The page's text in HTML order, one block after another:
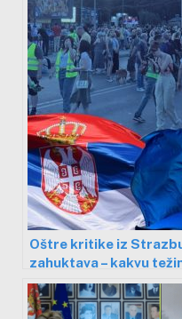
Oštre kritike iz
zahuktava – kakvu
izveštaj EK?